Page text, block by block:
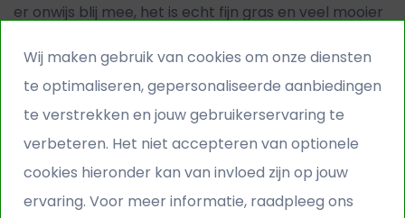
Wij maken gebruik van cookies om onze diensten
te optimaliseren, gepersonaliseerde aanbiedingen
te verstrekken en jouw gebruikerservaring te
verbeteren. Het niet accepteren van optionele
cookies hieronder kan van invloed zijn op jouw
ervaring. Voor meer informatie, raadpleeg ons
er onwijs blij mee, het is echt fijn gras en veel mooier
Of bekijk alle soortenkunstgras voor in de tuin.
Heb je ook interesse in kunstgras?Vraag hier je
gratis stalen aan!
Lees hieronder alle ervaringen van onze klanten